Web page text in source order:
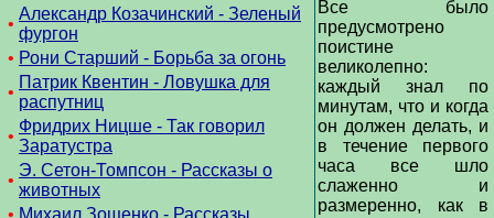
•
Александр Козачинский - Зеленый
фургон
• Рони Старший - Борьба за огонь
•
Патрик Квентин - Ловушка для
распутниц
•
Фридрих Ницше - Так говорил
Заратустра
•
Э. Сетон-Томпсон - Рассказы о
животных
• Михаил Зощенко - Рассказы
Все было
предусмотрено
поистине
великолепно:
каждый знал по
минутам, что и когда
он должен делать, и
в течение первого
часа все шло
слаженно и
размеренно, как в